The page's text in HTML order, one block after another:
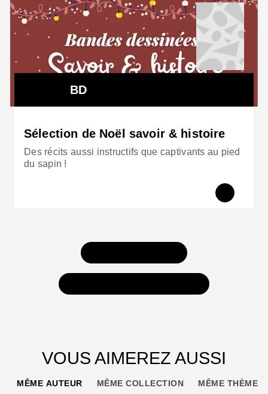
BD
Sélection de Noël savoir & histoire
Des récits aussi instructifs que captivants au pied
du sapin !
VOUS AIMEREZ AUSSI
MÊME AUTEUR MÊME COLLECTION MÊME THÈME